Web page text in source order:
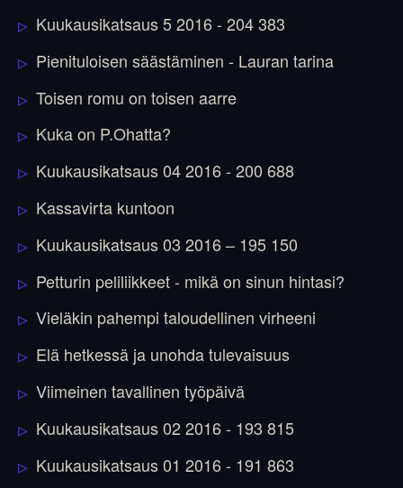
Kuukausikatsaus 5 2016 - 204 383
Pienituloisen säästäminen - Lauran tarina
Toisen romu on toisen aarre
Kuka on P.Ohatta?
Kuukausikatsaus 04 2016 - 200 688
Kassavirta kuntoon
Kuukausikatsaus 03 2016 – 195 150
Petturin peliliikkeet - mikä on sinun hintasi?
Vieläkin pahempi taloudellinen virheeni
Elä hetkessä ja unohda tulevaisuus
Viimeinen tavallinen työpäivä
Kuukausikatsaus 02 2016 - 193 815
Kuukausikatsaus 01 2016 - 191 863